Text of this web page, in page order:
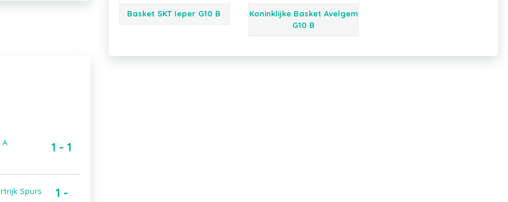
Basket SKT Ieper G10 B
Koninklijke Basket Avelgem
G10 B
A 1 - 1
Spurs
1 -